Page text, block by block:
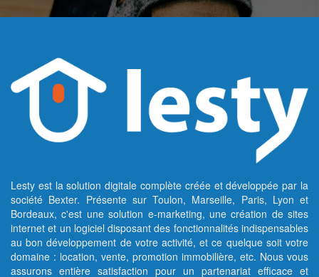
Lesty est la solution digitale complète créée et développée par la
société Bexter. Présente sur Toulon, Marseille, Paris, Lyon et
Bordeaux, c'est une solution e-marketing, une création de sites
internet et un logiciel disposant des fonctionnalités indispensables
au bon développement de votre activité, et ce quelque soit votre
domaine : location, vente, promotion immobilière, etc. Nous vous
assurons entière satisfaction pour un partenariat efficace et